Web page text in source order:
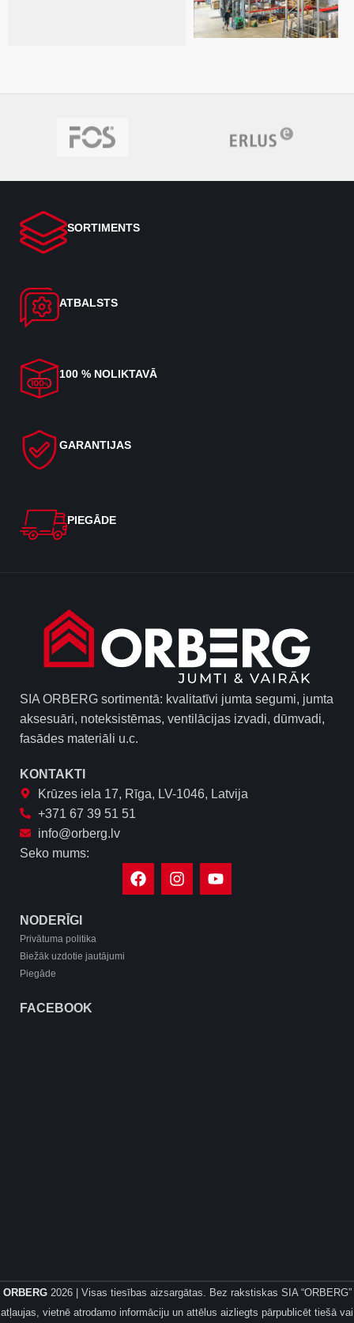
SORTIMENTS
ATBALSTS
100 % NOLIKTAVĀ
GARANTIJAS
PIEGĀDE
SIA ORBERG sortimentā: kvalitatīvi jumta segumi, jumta
aksesuāri, noteksistēmas, ventilācijas izvadi, dūmvadi,
fasādes materiāli u.c.
KONTAKTI
Krūzes iela 17, Rīga, LV-1046, Latvija
+371 67 39 51 51
info@orberg.lv
Seko mums:
NODERĪGI
Privātuma politika
Biežāk uzdotie jautājumi
Piegāde
FACEBOOK
ORBERG 2026 | Visas tiesības aizsargātas. Bez rakstiskas SIA “ORBERG”
atļaujas, vietnē atrodamo informāciju un attēlus aizliegts pārpublicēt tiešā vai